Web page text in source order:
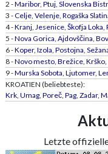
2 -Maribor, Ptuj, Slovenska
3 -Celje, Velenje, Rogaška
4 -Kranj, Jesenice, Škofja Loka,
5 -Nova Gorica, Ajdovščina,
6 -Koper, Izola, Postojna,
8 -Novo mesto, Brežice, Krško,
9 -Murska Sobota, Ljutomer,
KROATIEN (beliebteste):
Krk, Umag, Poreč, Pag, Zadar,
Letzte